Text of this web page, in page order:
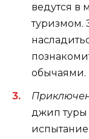
ведутся в
туризмом.
обычаями.
джип туры